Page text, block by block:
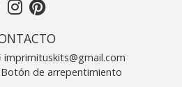
imprimituskits@gmail.com
Botón de arrepentimiento